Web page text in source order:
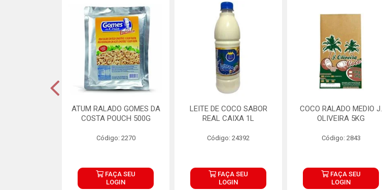
ATUM RALADO GOMES DA
COSTA POUCH 500G
Código: 2270
FAÇA SEU
LOGIN
LEITE DE COCO SABOR
REAL CAIXA 1L
Código: 24392
FAÇA SEU
LOGIN
COCO RALADO MEDIO J.
OLIVEIRA 5KG
Código: 2843
FAÇA SEU
LOGIN